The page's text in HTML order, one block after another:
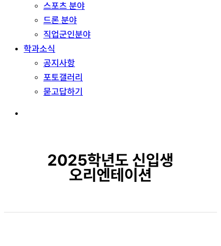
스포츠 분야
드론 분야
직업군인분야
학과소식
공지사항
포토갤러리
묻고답하기
2025학년도 신입생
오리엔테이션